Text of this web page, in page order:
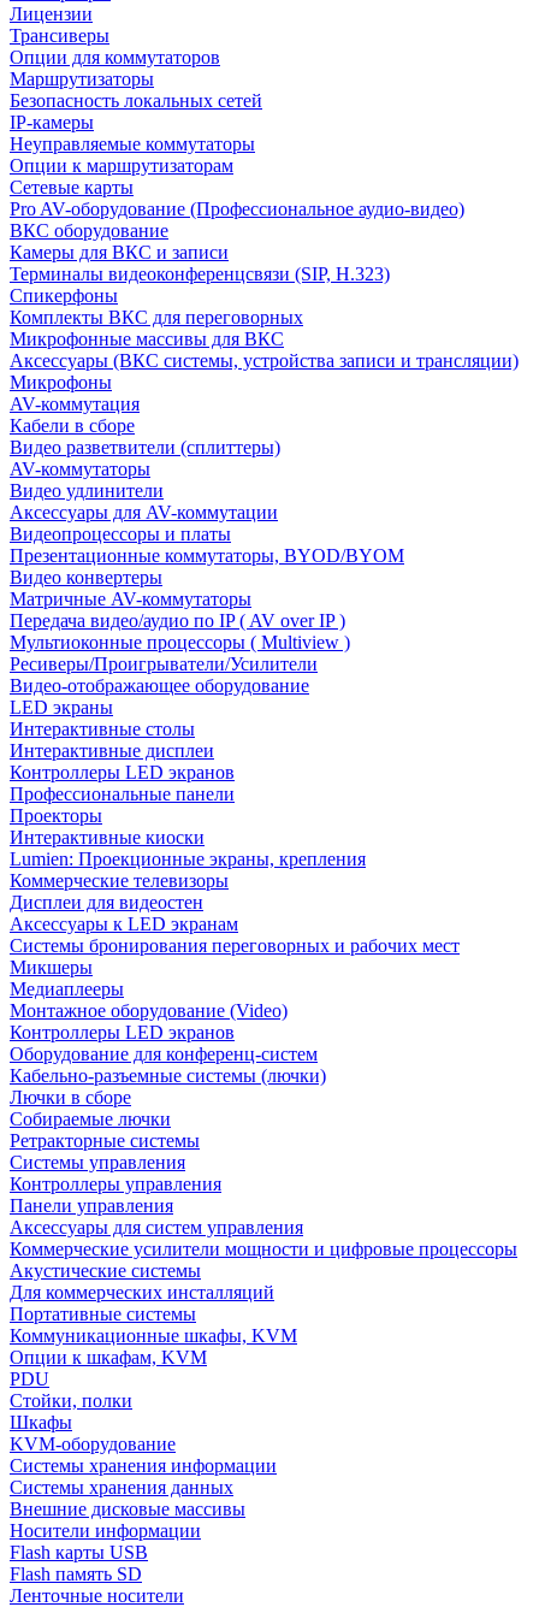
Лицензии
Трансиверы
Опции для коммутаторов
Маршрутизаторы
Безопасность локальных сетей
IP-камеры
Неуправляемые коммутаторы
Опции к маршрутизаторам
Сетевые карты
Pro AV-оборудование (Профессиональное аудио-видео)
ВКС оборудование
Камеры для ВКС и записи
Терминалы видеоконференцсвязи (SIP, H.323)
Спикерфоны
Комплекты ВКС для переговорных
Микрофонные массивы для ВКС
Аксессуары (ВКС системы, устройства записи и трансляции)
Микрофоны
AV-коммутация
Кабели в сборе
Видео разветвители (сплиттеры)
AV-коммутаторы
Видео удлинители
Аксессуары для AV-коммутации
Видеопроцессоры и платы
Презентационные коммутаторы, BYOD/BYOM
Видео конвертеры
Матричные AV-коммутаторы
Передача видео/аудио по IP ( AV over IP )
Мультиоконные процессоры ( Multiview )
Ресиверы/Проигрыватели/Усилители
Видео-отображающее оборудование
LED экраны
Интерактивные столы
Интерактивные дисплеи
Контроллеры LED экранов
Профессиональные панели
Проекторы
Интерактивные киоски
Lumien: Проекционные экраны, крепления
Коммерческие телевизоры
Дисплеи для видеостен
Аксессуары к LED экранам
Системы бронирования переговорных и рабочих мест
Микшеры
Медиаплееры
Монтажное оборудование (Video)
Контроллеры LED экранов
Оборудование для конференц-систем
Кабельно-разъемные системы (лючки)
Лючки в сборе
Собираемые лючки
Ретракторные системы
Системы управления
Контроллеры управления
Панели управления
Аксессуары для систем управления
Коммерческие усилители мощности и цифровые процессоры
Акустические системы
Для коммерческих инсталляций
Портативные системы
Коммуникационные шкафы, KVM
Опции к шкафам, KVM
PDU
Стойки, полки
Шкафы
KVM-оборудование
Системы хранения информации
Системы хранения данных
Внешние дисковые массивы
Носители информации
Flash карты USB
Flash память SD
Ленточные носители